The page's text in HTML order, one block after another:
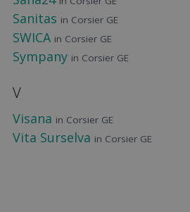
Sanitas in Corsier GE
SWICA in Corsier GE
Sympany in Corsier GE
V
Visana in Corsier GE
Vita Surselva in Corsier GE